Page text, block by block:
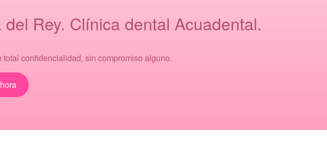
Rey. Clínica dental Acuadental.
confidencialidad, sin compromiso alguno.